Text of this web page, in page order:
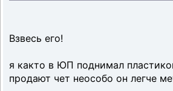
Взвесь его!
я както в ЮП поднимал
продают чет неособо он легче